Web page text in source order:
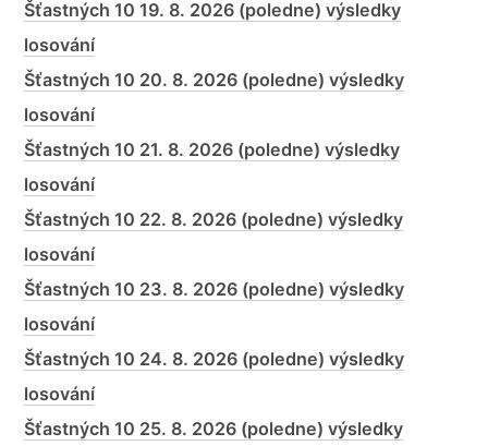
Šťastných 10 19. 8. 2026 (poledne) výsledky
losování
Šťastných 10 20. 8. 2026 (poledne) výsledky
losování
Šťastných 10 21. 8. 2026 (poledne) výsledky
losování
Šťastných 10 22. 8. 2026 (poledne) výsledky
losování
Šťastných 10 23. 8. 2026 (poledne) výsledky
losování
Šťastných 10 24. 8. 2026 (poledne) výsledky
losování
Šťastných 10 25. 8. 2026 (poledne) výsledky